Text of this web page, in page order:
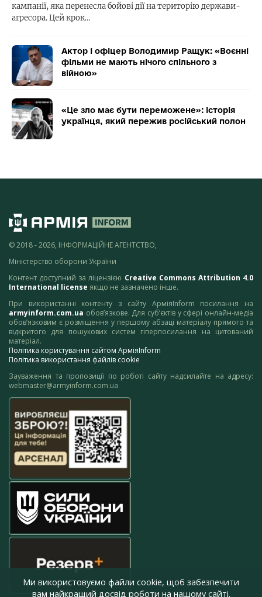
кампанії, яка перенесла бойові дії на територію держави-
агресора. Цей крок…
Актор і офіцер Володимир Ращук: «Воєнні
фільми не мають нічого спільного з
війною»
«Це зло має бути переможене»: історія
українця, який пережив російський полон
© 2018 - 2026, ІНФОРМАЦІЙНЕ АГЕНТСТВО,
Міністерство оборони України
Контент доступний за ліцензією Creative Commons Attribution 4.0
International license якщо не зазначено інше.
При використанні контенту з сайту АрміяInform посилання на
armyinform.com.ua обов’язкове. Для суб’єктів у сфері онлайн-медіа
обов’язковим є розміщення у першому абзаці матеріалу прямого та
відкритого для пошукових систем гіперпосилання на цитований
матеріал.
Політика користування сайтом АрміяInform
Політика використання файлів cookie
Зауваження та пропозиції по роботі сайту надсилайте на адресу:
webmaster@armyinform.com.ua
Ми використовуємо файли cookie, щоб забезпечити
вам найкращий досвід роботи на нашому сайті.